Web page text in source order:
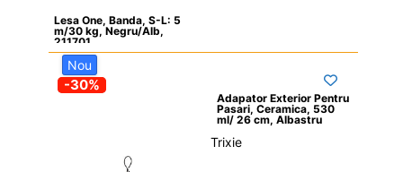
Lesa One, Banda, S-L: 5
m/30 kg, Negru/Alb,
211701
Nou
-30%
Adapator Exterior Pentru
Pasari, Ceramica, 530
ml/ 26 cm, Albastru
Trixie